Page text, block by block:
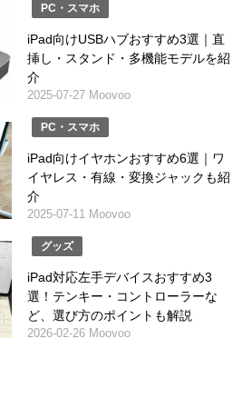
PC・スマホ
iPad向けUSBハブおすすめ3選｜直
挿し・スタンド・多機能モデルを紹
介
2025-07-27 Moovoo
PC・スマホ
iPad向けイヤホンおすすめ6選｜ワ
イヤレス・有線・変換ジャックも紹
介
2025-07-11 Moovoo
グッズ
iPad対応左手デバイスおすすめ3
選！テンキー・コントローラーな
ど、選び方のポイントも解説
2026-02-26 Moovoo